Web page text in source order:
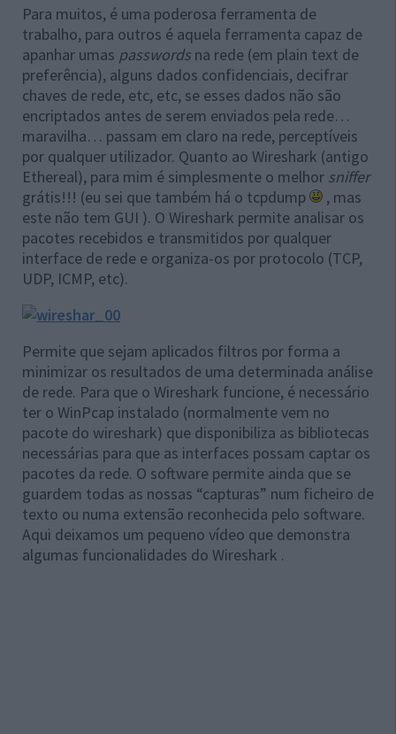
Para muitos, é uma poderosa ferramenta de
trabalho, para outros é aquela ferramenta capaz de
apanhar umas passwords na rede (em plain text de
preferência), alguns dados confidenciais, decifrar
chaves de rede, etc, etc, se esses dados não são
encriptados antes de serem enviados pela rede…
maravilha… passam em claro na rede, perceptíveis
por qualquer utilizador. Quanto ao Wireshark (antigo
Ethereal), para mim é simplesmente o melhor sniffer
grátis!!! (eu sei que também há o tcpdump
, mas
este não tem GUI ). O Wireshark permite analisar os
pacotes recebidos e transmitidos por qualquer
interface de rede e organiza-os por protocolo (TCP,
UDP, ICMP, etc).
Permite que sejam aplicados filtros por forma a
minimizar os resultados de uma determinada análise
de rede. Para que o Wireshark funcione, é necessário
ter o WinPcap instalado (normalmente vem no
pacote do wireshark) que disponibiliza as bibliotecas
necessárias para que as interfaces possam captar os
pacotes da rede. O software permite ainda que se
guardem todas as nossas “capturas” num ficheiro de
texto ou numa extensão reconhecida pelo software.
Aqui deixamos um pequeno vídeo que demonstra
algumas funcionalidades do Wireshark .